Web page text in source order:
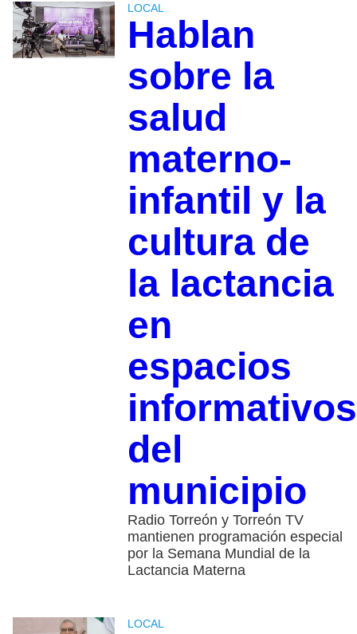
LOCAL
Hablan
sobre la
salud
materno-
infantil y la
cultura de
la lactancia
en
espacios
informativos
del
municipio
Radio Torreón y Torreón TV
mantienen programación especial
por la Semana Mundial de la
Lactancia Materna
LOCAL